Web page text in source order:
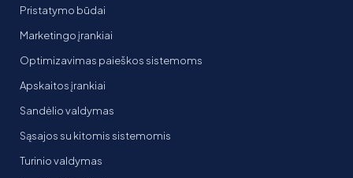
Pristatymo būdai
Marketingo įrankiai
Optimizavimas paieškos sistemoms
Apskaitos įrankiai
Sandėlio valdymas
Sąsajos su kitomis sistemomis
Turinio valdymas